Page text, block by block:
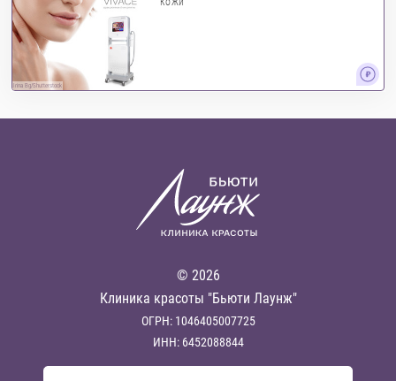
Irina Bg/Shutterstock
© 2026
Клиника красоты "Бьюти Лаунж"
ОГРН: 1046405007725
ИНН: 6452088844